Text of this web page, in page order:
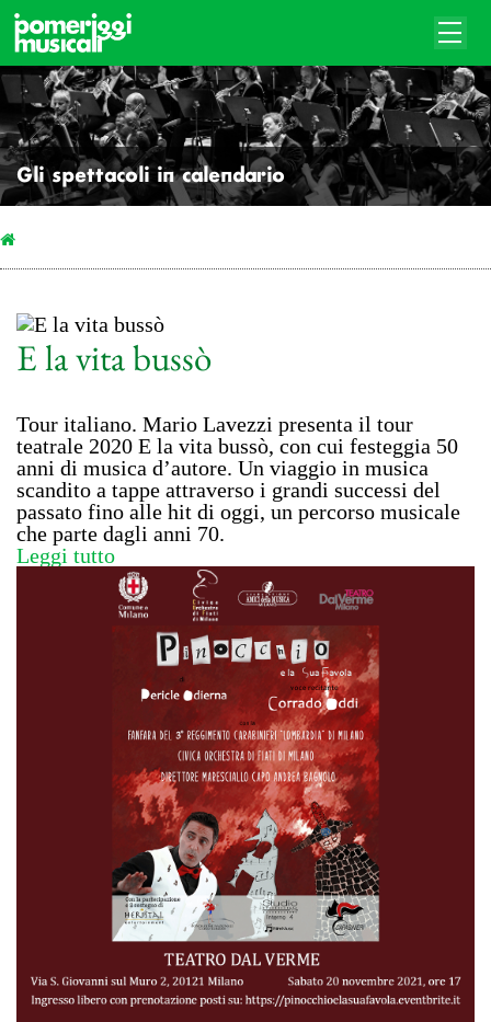
Gli spettacoli in calendario
E la vita bussò
Tour italiano. Mario Lavezzi presenta il tour
teatrale 2020 E la vita bussò, con cui festeggia 50
anni di musica d’autore. Un viaggio in musica
scandito a tappe attraverso i grandi successi del
passato fino alle hit di oggi, un percorso musicale
che parte dagli anni 70.
Leggi tutto